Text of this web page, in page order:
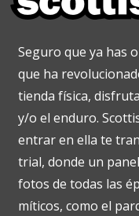
Seguro que ya has
que ha
tienda física,
y/o el enduro.
entrar en ella te
trial, donde un
fotos de todas las
míticos, como el